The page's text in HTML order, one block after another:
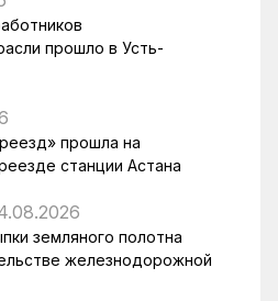
прошло в Усть-
прошла на
станции Астана
земляного полотна
железнодорожной